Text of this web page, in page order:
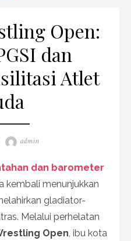
Open:
dan
Atlet
Author
admin
dan barometer
kembali menunjukkan
gladiator-
Melalui perhelatan
Open , ibu kota